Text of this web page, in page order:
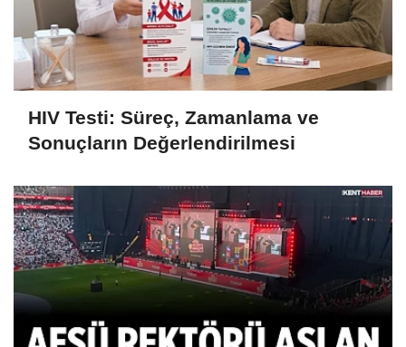
HIV Testi: Süreç, Zamanlama ve
Sonuçların Değerlendirilmesi